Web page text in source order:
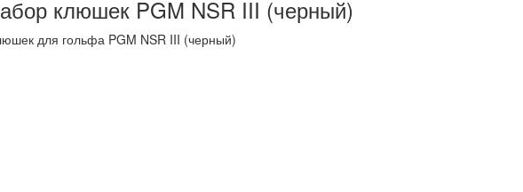
клюшек PGM NSR III (черный)
для гольфа PGM NSR III (черный)